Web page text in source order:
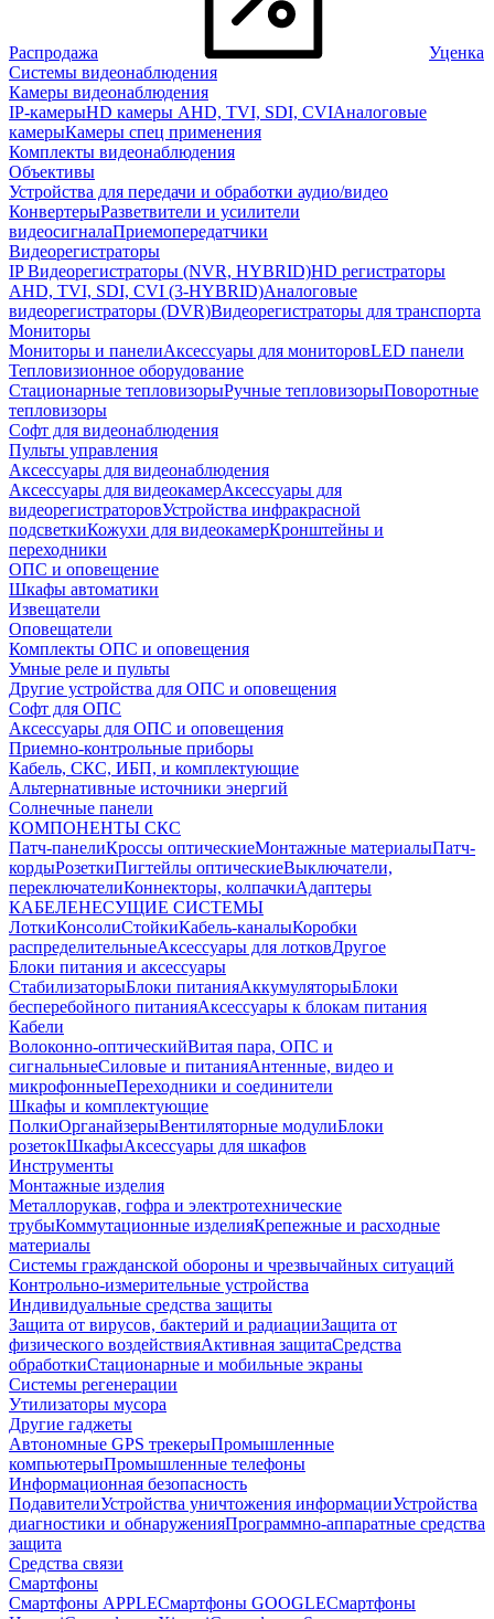
Распродажа
Уценка
Системы видеонаблюдения
Камеры видеонаблюдения
IP-камерыHD камеры AHD, TVI, SDI, CVIАналоговые
камерыКамеры спец применения
Комплекты видеонаблюдения
Объективы
Устройства для передачи и обработки аудио/видео
КонвертерыРазветвители и усилители
видеосигналаПриемопередатчики
Видеорегистраторы
IP Видеорегистраторы (NVR, HYBRID)HD регистраторы
AHD, TVI, SDI, CVI (3-HYBRID)Аналоговые
видеорегистраторы (DVR)Видеорегистраторы для транспорта
Мониторы
Мониторы и панелиАксессуары для мониторовLED панели
Тепловизионное оборудование
Стационарные тепловизорыРучные тепловизорыПоворотные
тепловизоры
Софт для видеонаблюдения
Пульты управления
Аксессуары для видеонаблюдения
Аксессуары для видеокамерАксессуары для
видеорегистраторовУстройства инфракрасной
подсветкиКожухи для видеокамерКронштейны и
переходники
ОПС и оповещение
Шкафы автоматики
Извещатели
Оповещатели
Комплекты ОПС и оповещения
Умные реле и пульты
Другие устройства для ОПС и оповещения
Софт для ОПС
Аксессуары для ОПС и оповещения
Приемно-контрольные приборы
Кабель, СКС, ИБП, и комплектующие
Альтернативные источники энергий
Солнечные панели
КОМПОНЕНТЫ СКС
Патч-панелиКроссы оптическиеМонтажные материалыПатч-
кордыРозеткиПигтейлы оптическиеВыключатели,
переключателиКоннекторы, колпачкиАдаптеры
КАБЕЛЕНЕСУЩИЕ СИСТЕМЫ
ЛоткиКонсолиСтойкиКабель-каналыКоробки
распределительныеАксессуары для лотковДругое
Блоки питания и аксессуары
СтабилизаторыБлоки питанияАккумуляторыБлоки
бесперебойного питанияАксессуары к блокам питания
Кабели
Волоконно-оптическийВитая пара, ОПС и
сигнальныеСиловые и питанияАнтенные, видео и
микрофонныеПереходники и соединители
Шкафы и комплектующие
ПолкиОрганайзерыВентиляторные модулиБлоки
розетокШкафыАксессуары для шкафов
Инструменты
Монтажные изделия
Металлорукав, гофра и электротехнические
трубыКоммутационные изделияКрепежные и расходные
материалы
Системы гражданской обороны и чрезвычайных ситуаций
Контрольно-измерительные устройства
Индивидуальные средства защиты
Защита от вирусов, бактерий и радиацииЗащита от
физического воздействияАктивная защитаСредства
обработкиСтационарные и мобильные экраны
Системы регенерации
Утилизаторы мусора
Другие гаджеты
Автономные GPS трекерыПромышленные
компьютерыПромышленные телефоны
Информационная безопасность
ПодавителиУстройства уничтожения информацииУстройства
диагностики и обнаруженияПрограммно-аппаратные средства
защита
Средства связи
Смартфоны
Смартфоны APPLEСмартфоны GOOGLEСмартфоны